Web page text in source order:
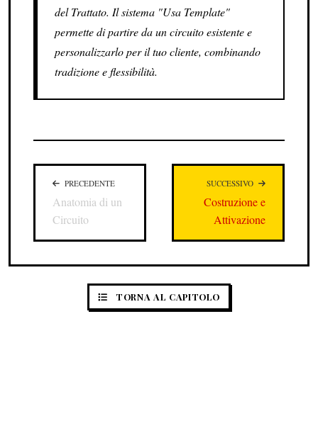
del Trattato. Il sistema "Usa Template"
permette di partire da un circuito esistente e
personalizzarlo per il tuo cliente, combinando
tradizione e flessibilità.
PRECEDENTE
Anatomia di un
Circuito
SUCCESSIVO
Costruzione e
Attivazione
TORNA AL CAPITOLO